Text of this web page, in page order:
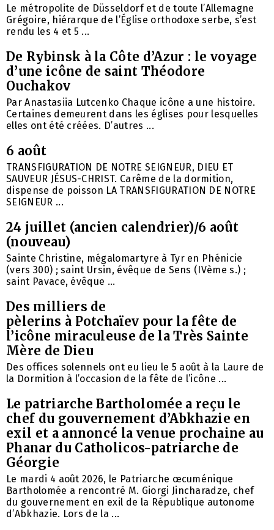
Le métropolite de Düsseldorf et de toute l’Allemagne
Grégoire, hiérarque de l’Église orthodoxe serbe, s’est
rendu les 4 et 5 ...
De Rybinsk à la Côte d’Azur : le voyage
d’une icône de saint Théodore
Ouchakov
Par Anastasiia Lutcenko Chaque icône a une histoire.
Certaines demeurent dans les églises pour lesquelles
elles ont été créées. D’autres ...
6 août
TRANSFIGURATION DE NOTRE SEIGNEUR, DIEU ET
SAUVEUR JÉSUS-CHRIST. Carême de la dormition,
dispense de poisson LA TRANSFIGURATION DE NOTRE
SEIGNEUR ...
24 juillet (ancien calendrier)/6 août
(nouveau)
Sainte Christine, mégalomartyre à Tyr en Phénicie
(vers 300) ; saint Ursin, évêque de Sens (IVème s.) ;
saint Pavace, évêque ...
Des milliers de
pèlerins à Potchaïev pour la fête de
l’icône miraculeuse de la Très Sainte
Mère de Dieu
Des offices solennels ont eu lieu le 5 août à la Laure de
la Dormition à l’occasion de la fête de l’icône ...
Le patriarche Bartholomée a reçu le
chef du gouvernement d’Abkhazie en
exil et a annoncé la venue prochaine au
Phanar du Catholicos-patriarche de
Géorgie
Le mardi 4 août 2026, le Patriarche œcuménique
Bartholomée a rencontré M. Giorgi Jincharadze, chef
du gouvernement en exil de la République autonome
d’Abkhazie. Lors de la ...